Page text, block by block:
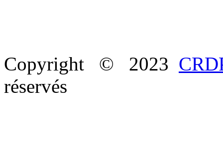
Copyright © 2023
réservés